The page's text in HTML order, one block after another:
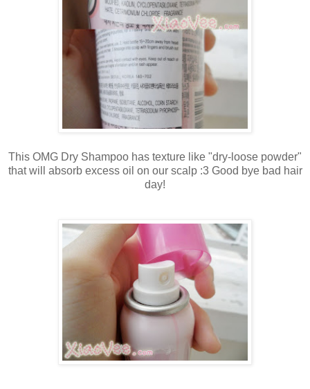
This OMG Dry Shampoo has texture like "dry-loose powder"
that will absorb excess oil on our scalp :3 Good bye bad hair
day!